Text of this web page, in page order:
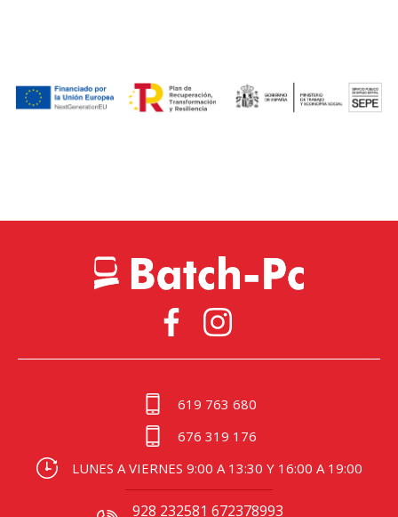
619 763 680
676 319 176
LUNES A VIERNES 9:00 A 13:30 Y 16:00 A 19:00
928 232581 672378993